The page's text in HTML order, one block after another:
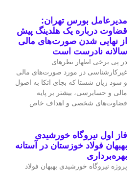
مدیرعامل بورس تهران:
قضاوت درباره یک هلدینگ پیش
از نهایی شدن صورت‌های مالی
سالانه نادرست است
در پی برخی اظهار نظرهای
غیرکارشناسی در مورد صورت‌های مالی
و سود زیان شستا که بجای اتکا به اصول
مالی و حسابرسی، بیشتر بر پایه
قضاوت‌‌های شخصی و اهداف خاص
فاز اول نیروگاه خورشیدی
بهبهان فولاد خوزستان در آستانه
بهره‌برداری
پروژه نیروگاه خورشیدی بهبهان فولاد